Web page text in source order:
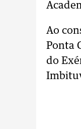
Ao
Ponta
do